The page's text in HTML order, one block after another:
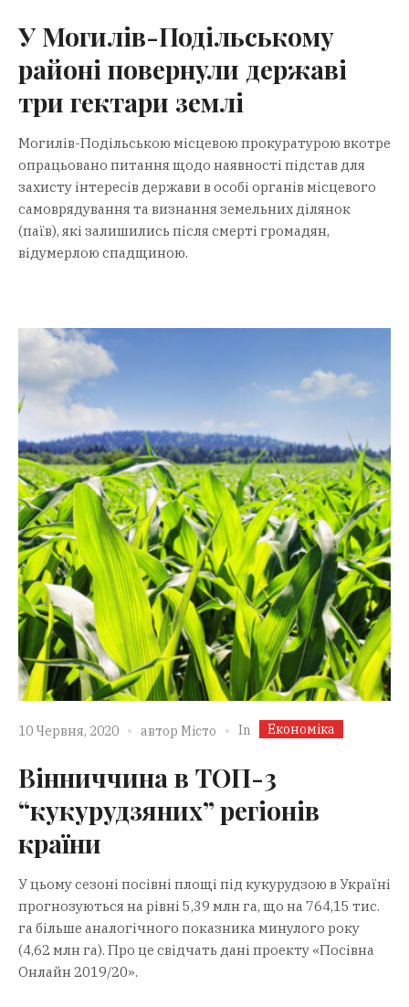
У Могилів-Подільському
районі повернули державі
три гектари землі
Могилів-Подільською місцевою прокуратурою вкотре
опрацьовано питання щодо наявності підстав для
захисту інтересів держави в особі органів місцевого
самоврядування та визнання земельних ділянок
(паїв), які залишились після смерті громадян,
відумерлою спадщиною.
10 Червня, 2020 автор Місто In Економіка
Вінниччина в ТОП-3
“кукурудзяних” регіонів
країни
У цьому сезоні посівні площі під кукурудзою в Україні
прогнозуються на рівні 5,39 млн га, що на 764,15 тис.
га більше аналогічного показника минулого року
(4,62 млн га). Про це свідчать дані проекту «Посівна
Онлайн 2019/20».